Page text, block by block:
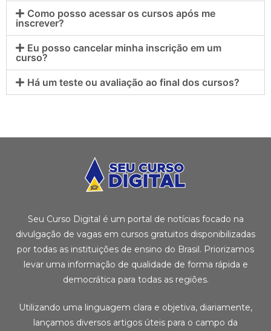
Como posso acessar os cursos após me
inscrever?
Eu posso cancelar minha inscrição em um
curso?
Há um teste ou avaliação ao final dos cursos?
Seu Curso Digital é um portal de notícias focado na
divulgação de vagas em cursos gratuitos disponibilizadas
por todas as instituições de ensino do Brasil. Priorizamos
levar uma informação de qualidade de forma rápida e
democrática para todas as regiões.
Utilizando uma linguagem clara e objetiva, diariamente,
lançamos diversos artigos úteis para o campo da